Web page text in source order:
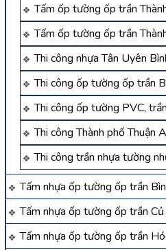
Tấm ốp tường ốp trần
Tấm ốp tường ốp trần
Thi công nhựa Tân Uyên
Thi công ốp tường ốp trần
Thi công ốp tường PVC,
Thi công Thành phố Thuận
Thi công trần nhựa tường
Tấm nhựa ốp tường ốp trần
Tấm nhựa ốp tường ốp trần Củ
Tấm nhựa ốp tường ốp trần